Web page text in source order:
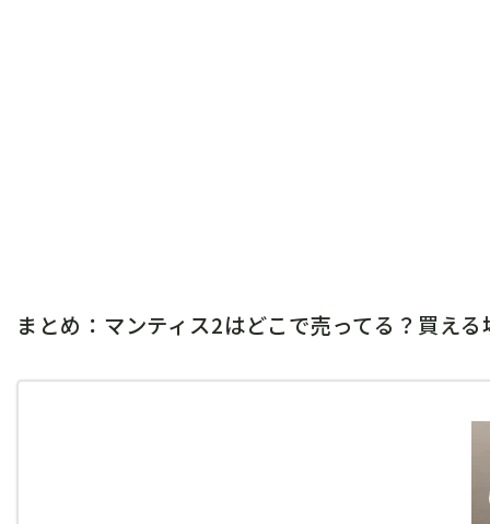
まとめ：マンティス2はどこで売ってる？買え